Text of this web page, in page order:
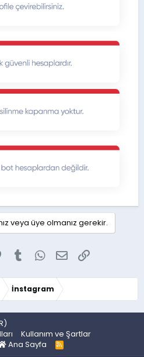
veya üye olmanız gerekir.
Pinterest
Tumblr WhatsApp
E-posta
İnstagram
Kullanım ve Şartlar
Ana Sayfa
R
S